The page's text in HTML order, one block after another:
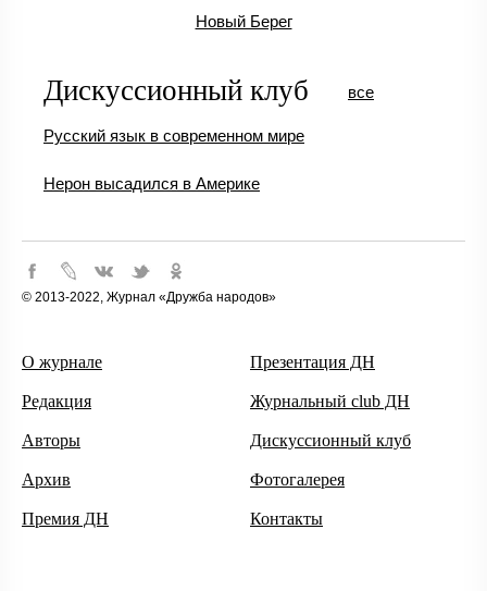
Новый Берег
Дискуссионный клуб
Русский язык в современном мире
Нерон высадился в Америке
все
© 2013-2022, Журнал «Дружба народов»
О журнале
Редакция
Авторы
Архив
Премия ДН
Презентация ДН
Журнальный club ДН
Дискуссионный клуб
Фотогалерея
Контакты